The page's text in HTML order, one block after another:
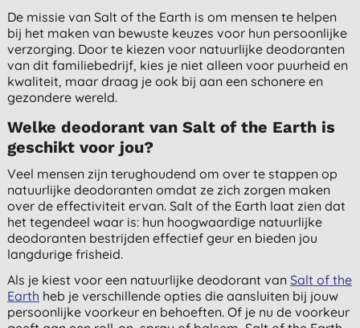
De missie van Salt of the Earth is om mensen te helpen
bij het maken van bewuste keuzes voor hun persoonlijke
verzorging. Door te kiezen voor natuurlijke deodoranten
van dit familiebedrijf, kies je niet alleen voor puurheid en
kwaliteit, maar draag je ook bij aan een schonere en
gezondere wereld.
Welke deodorant van Salt of the Earth is
geschikt voor jou?
Veel mensen zijn terughoudend om over te stappen op
natuurlijke deodoranten omdat ze zich zorgen maken
over de effectiviteit ervan. Salt of the Earth laat zien dat
het tegendeel waar is: hun hoogwaardige natuurlijke
deodoranten bestrijden effectief geur en bieden jou
langdurige frisheid.
Als je kiest voor een natuurlijke deodorant vanSalt of the
Earth heb je verschillende opties die aansluiten bij jouw
persoonlijke voorkeur en behoeften. Of je nu de voorkeur